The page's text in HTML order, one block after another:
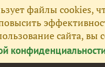
файлы cookies,
сайта, вы